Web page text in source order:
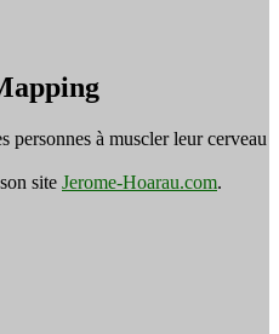
personnes à muscler leur cerveau
site Jerome-Hoarau.com.